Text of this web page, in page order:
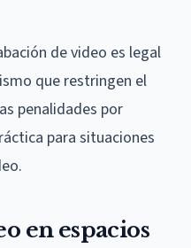
de video es legal
que restringen el
penalidades por
para situaciones
en espacios